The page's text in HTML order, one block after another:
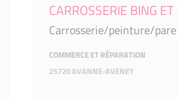
CARROSSERIE BING
Carrosserie/peinture/
COMMERCE ET RÉPARATION
25720 AVANNE-AVENEY